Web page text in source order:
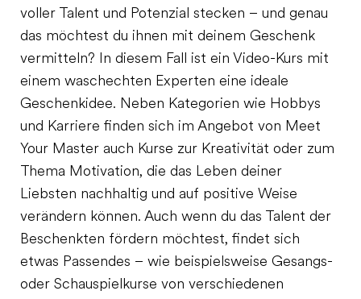
voller Talent und Potenzial stecken – und genau
das möchtest du ihnen mit deinem Geschenk
vermitteln? In diesem Fall ist ein Video-Kurs mit
einem waschechten Experten eine ideale
Geschenkidee. Neben Kategorien wie Hobbys
und Karriere finden sich im Angebot von Meet
Your Master auch Kurse zur Kreativität oder zum
Thema Motivation, die das Leben deiner
Liebsten nachhaltig und auf positive Weise
verändern können. Auch wenn du das Talent der
Beschenkten fördern möchtest, findet sich
etwas Passendes – wie beispielsweise Gesangs-
oder Schauspielkurse von verschiedenen